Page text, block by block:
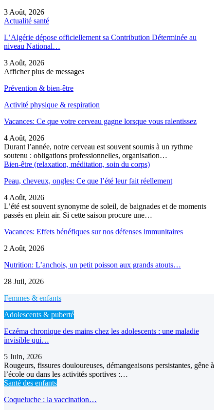
3 Août, 2026
Actualité santé
L’Algérie dépose officiellement sa Contribution Déterminée au
niveau National…
3 Août, 2026
Afficher plus de messages
Prévention & bien-être
Activité physique & respiration
Vacances: Ce que votre cerveau gagne lorsque vous ralentissez
4 Août, 2026
Durant l’année, notre cerveau est souvent soumis à un rythme
soutenu : obligations professionnelles, organisation…
Bien-être (relaxation, méditation, soin du corps)
Peau, cheveux, ongles: Ce que l’été leur fait réellement
4 Août, 2026
L’été est souvent synonyme de soleil, de baignades et de moments
passés en plein air. Si cette saison procure une…
Vacances: Effets bénéfiques sur nos défenses immunitaires
2 Août, 2026
Nutrition: L’anchois, un petit poisson aux grands atouts…
28 Juil, 2026
Femmes & enfants
Adolescents & puberté
Eczéma chronique des mains chez les adolescents : une maladie
invisible qui…
5 Juin, 2026
Rougeurs, fissures douloureuses, démangeaisons persistantes, gêne à
l’école ou dans les activités sportives :…
Santé des enfants
Coqueluche : la vaccination…